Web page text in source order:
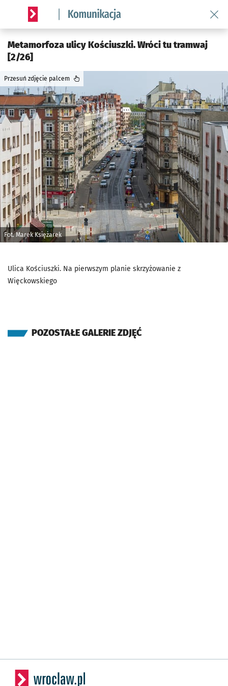
Serwis informacyjny wroclaw.pl podserwis: Komunikacja
Metamorfoza ulicy Kościuszki. Wróci tu tramwaj
[2/26]
Fot. Marek Księżarek
Przesuń zdjęcie palcem
Ulica Kościuszki. Na pierwszym planie skrzyżowanie z
Więckowskiego
POZOSTAŁE GALERIE ZDJĘĆ